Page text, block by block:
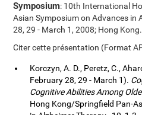
Symposium: 10th International
Asian Symposium on Advances in
28, 29 - March 1, 2008; Hong Kong.
Citer cette présentation (Format
Korczyn, A. D., Peretz, C.,
February 28, 29 - March 1).
Cognitive Abilities Among
Hong Kong/Springfield Pan-